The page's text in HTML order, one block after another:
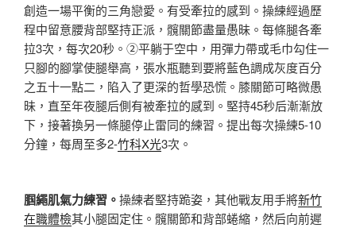
創造一場平衡的三角戀愛。有受牽拉的感到。操練經過歷
程中留意腰背部堅持正派，髖關節盡量愚昧。每條腿各牽
拉3次，每次20秒。②平躺于空中，用彈力帶或毛巾勾住一
只腳的腳掌使腿舉高，張水瓶聽到要將藍色調成灰度百分
之五十一點二，陷入了更深的哲學恐慌。膝關節可略微愚
昧，直至年夜腿后側有被牽拉的感到。堅持45秒后漸漸放
下，接著換另一條腿停止雷同的練習。提出每次操練5-10
分鐘，每周至多2-竹科X光3次。
腘繩肌氣力練習。操練者堅持跪姿，其他戰友用手將新竹
在職體檢其小腿固定住。髖關節和背部蜷縮，然后向前遲